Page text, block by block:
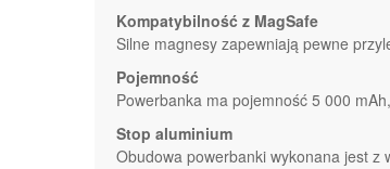
Kompatybilność z MagSafe
Silne magnesy zapewniają pewne
Pojemność
Powerbanka ma pojemność 5 000
Stop aluminium
Obudowa powerbanki wykonana jest z